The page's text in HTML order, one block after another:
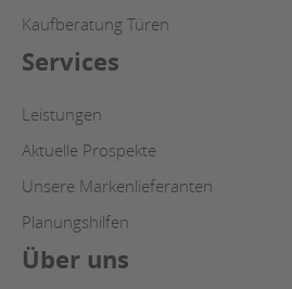
Kaufberatung Türen
Services
Leistungen
Aktuelle Prospekte
Unsere Markenlieferanten
Planungshilfen
Über uns